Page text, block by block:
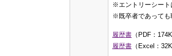
※エントリーシート
※既卒者であっても
履歴書 （PDF：
履歴書 （Excel：